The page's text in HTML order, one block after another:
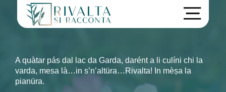
A quàtar pás dal lac da Garda, darént a li culíni chi la
varda, mesa là…in s’n’altüra…Rivalta! In mèșa la
pianüra.